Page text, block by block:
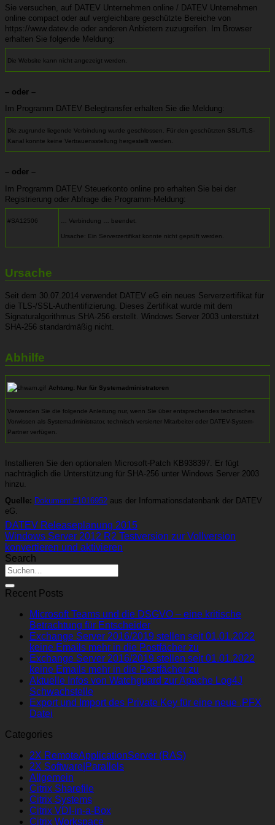
Sie versuchen, auf DATEV Unternehmen online / DATEV Unternehmen
online compact oder auf vergleichbare geschützte Bereiche von
https://www.datev.de oder anderen Anbietern zuzugreifen. Im Browser
erhalten Sie folgende Meldung:
Die Website kann nicht angezeigt werden.
– oder –
Im Programm DATEV Belegtransfer erhalten Sie die Meldung:
Die zugrunde liegende Verbindung wurde geschlossen. Für den geschützten SSL/TLS-
Kanal konnte keine Vertrauensstellung hergestellt werden.
– oder –
Im Programm DATEV Steuerkonto online pro erhalten Sie bei der
Registrierung oder Abfrage die Programm-Meldung:
#SA12506 … Verbindung … beendet.
Ursache: Ein Serverzertifikat konnte nicht geprüft werden.
Ursache
Seit dem 30.07.2014 verwendet DATEV eG ein neues Serverzertifikat für
die TLS-/SSL-Authentifizierung. Dieses Zertifikat wurde mit dem
Signaturalgorithmus SHA-256 erstellt. Windows Server 2003 unterstützt
SHA-256 standardmäßig nicht.
Abhilfe
Achtung: Nur für Systemadministratoren
Verwenden Sie die folgende Anleitung nur, wenn Sie über entsprechendes technisches
Vorwissen als Systemadministrator, technisch versierter Mitarbeiter oder DATEV-System-
Partner verfügen.
Installieren Sie den optionalen Microsoft-Patch KB938397. Er fügt
nachträglich die Unterstützung für SHA-256 unter Windows Server 2003
hinzu.
Quelle: Dokument #1016952 aus der Informationsdatenbank der DATEV
eG.
DATEV Releaseplanung 2015
Windows Server 2012 R2 Testversion zur Vollversion
konvertieren und aktivieren
Search
Recent Posts
Microsoft Teams und die DSGVO – eine kritische
Betrachtung für Entscheider
Exchange Server 2016/2019 stellen seit 01.01.2022
keine Emails mehr in die Postfächer zu
Exchange Server 2016/2019 stellen seit 01.01.2022
keine Emails mehr in die Postfächer zu
Aktuelle Infos von Watchguard zur Apache Log4J
Schwachstelle
Export und Import des Private Key für eine neue .PFX
Datei
Categories
2X RemoteApplicationServer (RAS)
2X Software|Parallels
Allgemein
Citrix Sharefile
Citrix Systems
Citrix VDI-in-a-Box
Citrix Workspace